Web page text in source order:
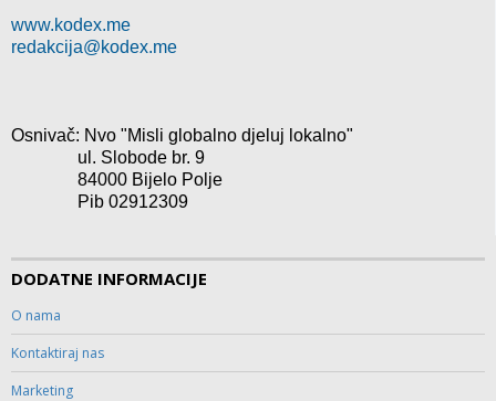
www.kodex.me
redakcija@kodex.me
Osnivač: Nvo "Misli globalno djeluj lokalno"
ul. Slobode br. 9
84000 Bijelo Polje
Pib 02912309
DODATNE INFORMACIJE
O nama
Kontaktiraj nas
Marketing